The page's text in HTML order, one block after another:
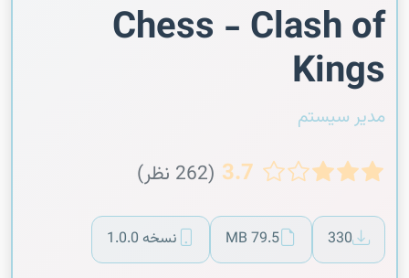
Chess - Clash of
Kings
مدیر سیستم
3.7 (262 نظر)
330
79.5 MB نسخه 1.0.0